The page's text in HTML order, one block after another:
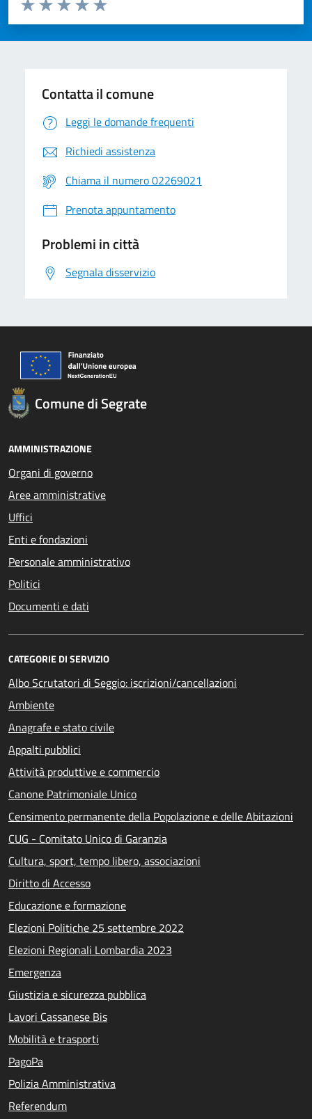
Valuta 5 stelle su 5
Valuta 4 stelle su 5
Valuta 3 stelle su 5
Valuta 2 stelle su 5
Valuta 1 stelle su 5
Contatta il comune
Leggi le domande frequenti
Richiedi assistenza
Chiama il numero 02269021
Prenota appuntamento
Problemi in città
Segnala disservizio
Comune di Segrate
AMMINISTRAZIONE
Organi di governo
Aree amministrative
Uffici
Enti e fondazioni
Personale amministrativo
Politici
Documenti e dati
CATEGORIE DI SERVIZIO
Albo Scrutatori di Seggio: iscrizioni/cancellazioni
Ambiente
Anagrafe e stato civile
Appalti pubblici
Attività produttive e commercio
Canone Patrimoniale Unico
Censimento permanente della Popolazione e delle Abitazioni
CUG - Comitato Unico di Garanzia
Cultura, sport, tempo libero, associazioni
Diritto di Accesso
Educazione e formazione
Elezioni Politiche 25 settembre 2022
Elezioni Regionali Lombardia 2023
Emergenza
Giustizia e sicurezza pubblica
Lavori Cassanese Bis
Mobilità e trasporti
PagoPa
Polizia Amministrativa
Referendum